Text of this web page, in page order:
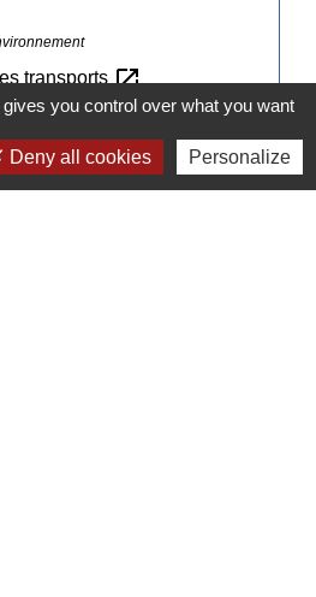
transports open_in_new
de fer français (SNCF)
you control over what you want
Deny all cookies Personalize